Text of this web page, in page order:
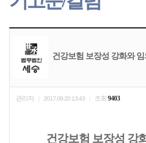
건강보험 보장성 강화와 임
관리자 2017.09.20 13:43 조회 9403
건강보험 보장성 강